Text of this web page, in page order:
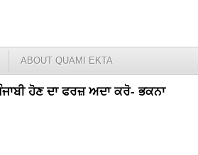
ABOUT QUAMI EKTA
ਹੋਣ ਦਾ ਫਰਜ਼ ਅਦਾ ਕਰੋ- ਭਕਨਾ